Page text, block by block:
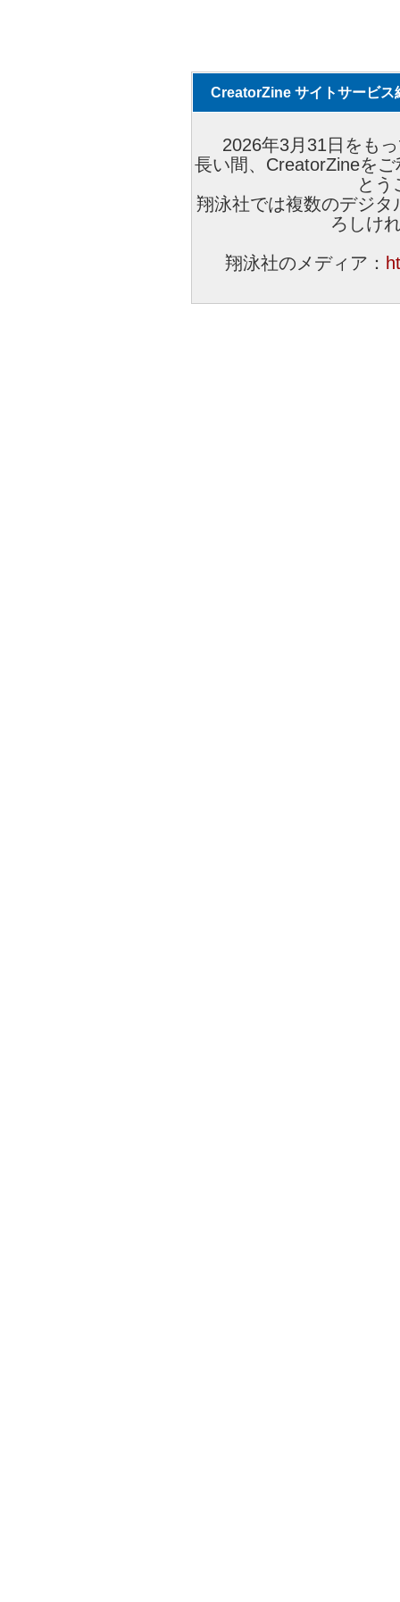
CreatorZine サイトサービス
2026年3月31日をも
長い間、CreatorZineを
とう
翔泳社では複数のデジ
ろしけ
翔泳社のメディア：